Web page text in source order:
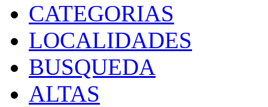
CATEGORIAS
LOCALIDADES
BUSQUEDA
ALTAS